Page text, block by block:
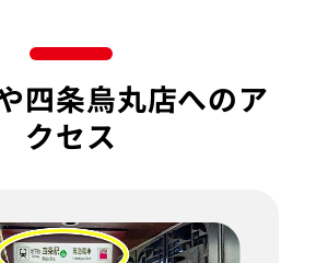
四条烏丸店へのア
クセス